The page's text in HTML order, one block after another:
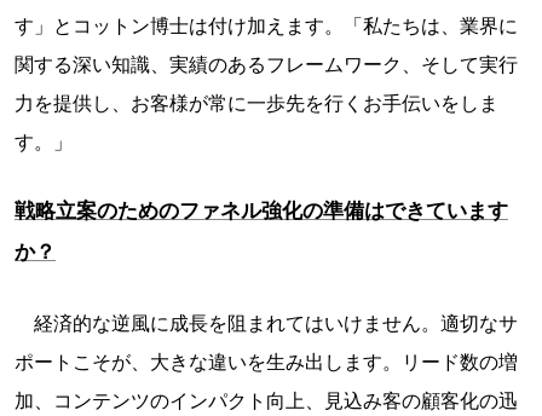
す」とコットン博士は付け加えます。「私たちは、業界に
関する深い知識、実績のあるフレームワーク、そして実行
力を提供し、お客様が常に一歩先を行くお手伝いをしま
す。」
戦略立案のためのファネル強化の準備はできています
か？
経済的な逆風に成長を阻まれてはいけません。適切なサ
ポートこそが、大きな違いを生み出します。リード数の増
加、コンテンツのインパクト向上、見込み客の顧客化の迅